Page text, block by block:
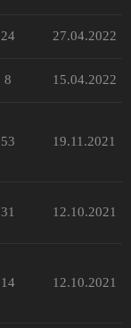
24 27.04.2022
8 15.04.2022
53 19.11.2021
31 12.10.2021
14 12.10.2021